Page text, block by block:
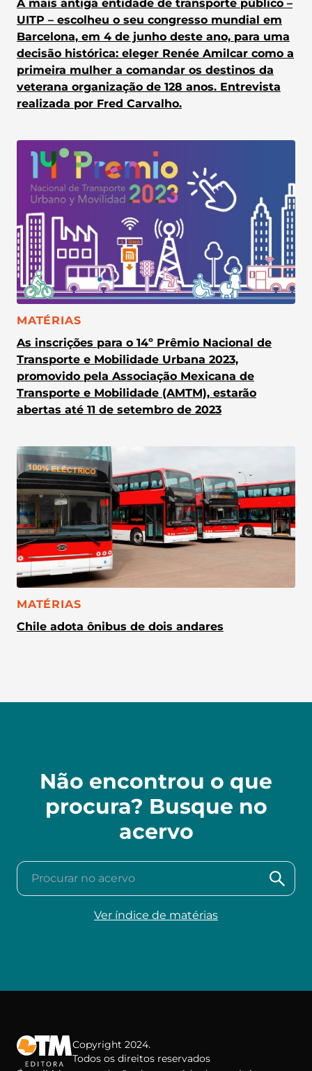
A mais antiga entidade de transporte público –
UITP – escolheu o seu congresso mundial em
Barcelona, em 4 de junho deste ano, para uma
decisão histórica: eleger Renée Amilcar como a
primeira mulher a comandar os destinos da
veterana organização de 128 anos. Entrevista
realizada por Fred Carvalho.
CATEGORIA:
MATÉRIAS
As inscrições para o 14º Prêmio Nacional de
Transporte e Mobilidade Urbana 2023,
promovido pela Associação Mexicana de
Transporte e Mobilidade (AMTM), estarão
abertas até 11 de setembro de 2023
CATEGORIA:
MATÉRIAS
Chile adota ônibus de dois andares
Não encontrou o que
procura? Busque no
acervo
Procurar no acervo
Ver índice de matérias
Copyright 2024.
Todos os direitos reservados